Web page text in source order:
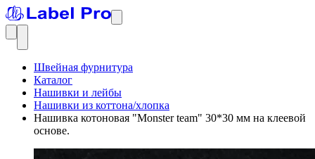
Швейная фурнитура
Каталог
Нашивки и лейбы
Нашивки из коттона/хлопка
Нашивка котоновая "Monster team" 30*30 мм на клеевой
основе.